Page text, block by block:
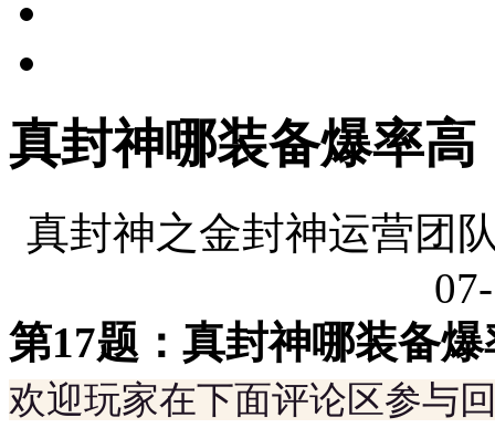
真封神哪装备爆率高
真封神之金封神运营团
第17题：真封神哪装备
欢迎玩家在下面评论区参与